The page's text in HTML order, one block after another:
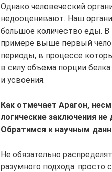
Однако человеческий
недооценивают. Наш
большое количество еды. В
примере выше первый
периоды, в процессе
в силу объема порции
и усвоения.
Как отмечает Арагон,
логические заключения
Обратимся к научным
Не обязательно
разумного подхода: просто